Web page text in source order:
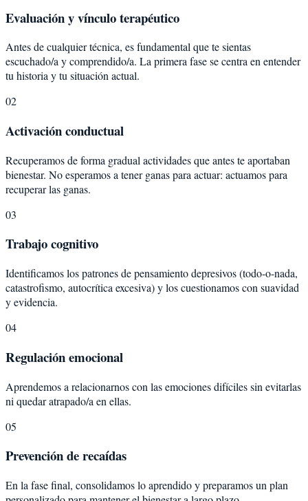
Evaluación y vínculo terapéutico
Antes de cualquier técnica, es fundamental que te sientas
escuchado/a y comprendido/a. La primera fase se centra en entender
tu historia y tu situación actual.
02
Activación conductual
Recuperamos de forma gradual actividades que antes te aportaban
bienestar. No esperamos a tener ganas para actuar: actuamos para
recuperar las ganas.
03
Trabajo cognitivo
Identificamos los patrones de pensamiento depresivos (todo-o-nada,
catastrofismo, autocrítica excesiva) y los cuestionamos con suavidad
y evidencia.
04
Regulación emocional
Aprendemos a relacionarnos con las emociones difíciles sin evitarlas
ni quedar atrapado/a en ellas.
05
Prevención de recaídas
En la fase final, consolidamos lo aprendido y preparamos un plan